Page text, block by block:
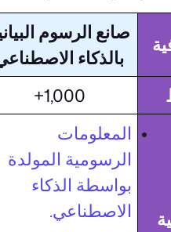
صانع الرسوم البيانية
بالذكاء الاصطناعي
1,000+
المعلومات
الرسومية المولدة
بواسطة الذكاء
الاصطناعي.